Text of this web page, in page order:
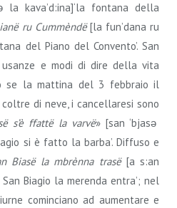
kava’d:ina]‘la fontana della
ru Cummèndë[la fun’dana ru
del Piano del Convento’. San
e modi di dire della vita
se la mattina del 3 febbraio il
di neve, i cancellaresi sono
s’è ffattë la varvë» [san ‘bjasǝ
si è fatto la barba’. Diffuso e
Biasë la mbrènna trasë [a s:an
San Biagio la merenda entra’; nel
cominciano ad aumentare e